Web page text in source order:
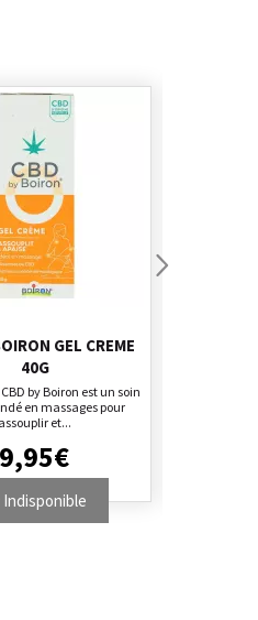
GEL CREME
40G
by Boiron est un soin
en massages pour
assouplir et...
9,95€
Indisponible